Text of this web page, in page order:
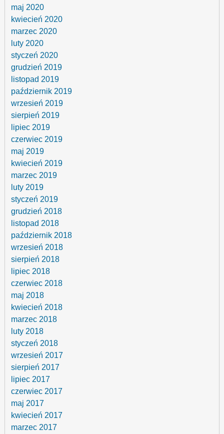
maj 2020
kwiecień 2020
marzec 2020
luty 2020
styczeń 2020
grudzień 2019
listopad 2019
październik 2019
wrzesień 2019
sierpień 2019
lipiec 2019
czerwiec 2019
maj 2019
kwiecień 2019
marzec 2019
luty 2019
styczeń 2019
grudzień 2018
listopad 2018
październik 2018
wrzesień 2018
sierpień 2018
lipiec 2018
czerwiec 2018
maj 2018
kwiecień 2018
marzec 2018
luty 2018
styczeń 2018
wrzesień 2017
sierpień 2017
lipiec 2017
czerwiec 2017
maj 2017
kwiecień 2017
marzec 2017